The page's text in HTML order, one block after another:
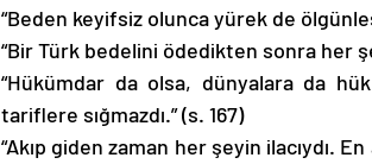
“Beden keyifsiz olunca yürek de
“Bir Türk bedelini ödedikten sonra her
“Hükümdar da olsa, dünyalara da
tariflere sığmazdı.” (s. 167)
“Akıp giden zaman her şeyin ilacıydı.